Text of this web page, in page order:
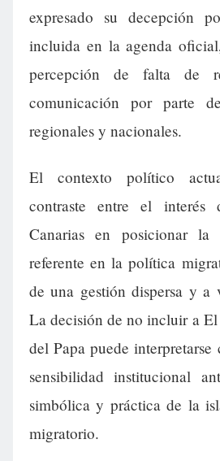
expresado su decepción
incluida en la agenda
percepción de falta de
comunicación por parte
regionales y nacionales.
El contexto político
contraste entre el interés
Canarias en posicionar
referente en la política
de una gestión dispersa y a
La decisión de no incluir a
del Papa puede
sensibilidad institucional
simbólica y práctica de la
migratorio.